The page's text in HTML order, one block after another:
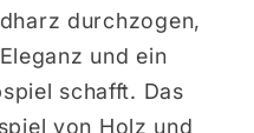
durchzogen,
und ein
schafft. Das
von Holz und